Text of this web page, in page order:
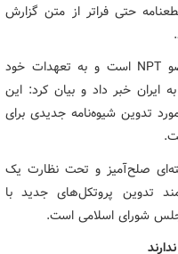
حتی فراتر از متن گزارش
وی درعین‌حال با تأکید بر اینکه ایران عضو NPT است و به تعهدات خود
ایران خبر داد و بیان کرد: این
تدوین شیوه‌نامه جدیدی برای
صلح‌آمیز و تحت نظارت یک
تدوین پروتکل‌های جدید با
شورای اسلامی است.